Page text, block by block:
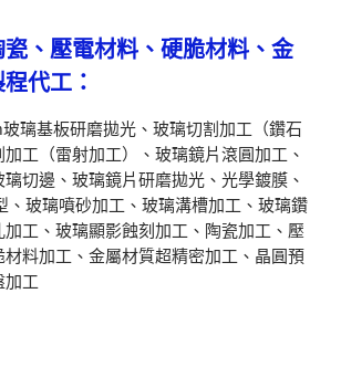
、壓電材料、硬脆材料、金
代工：
璃基板研磨拋光、玻璃切割加工（鑽石
工（雷射加工）、玻璃鏡片滾圓加工、
切邊、玻璃鏡片研磨拋光、光學鍍膜、
、玻璃噴砂加工、玻璃溝槽加工、玻璃鑽
工、玻璃顯影蝕刻加工、陶瓷加工、壓
材料加工、金屬材質超精密加工、晶圓預
加工